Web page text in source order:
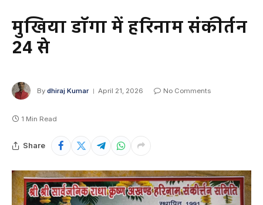
मुखिया डॉगा में हरिनाम संकीर्तन
24 से
By dhiraj Kumar April 21, 2026 No Comments
1 Min Read
Share